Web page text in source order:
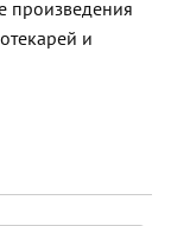
произведения
и